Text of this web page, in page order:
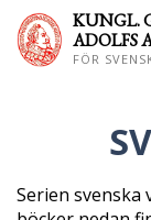
KUNGL.
ADOLFS
FÖR
Serien svenska